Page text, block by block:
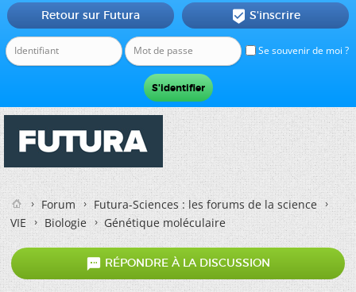
Se souvenir de moi ?
Retour sur Futura  S'inscrire
Forum
Futura-Sciences : les forums de la science
VIE
Biologie Génétique moléculaire
 RÉPONDRE À LA DISCUSSION